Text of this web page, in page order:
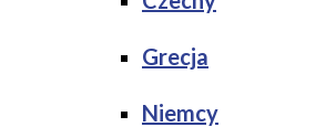
Grecja
Niemcy